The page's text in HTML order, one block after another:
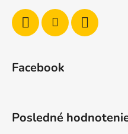
Facebook
Posledné